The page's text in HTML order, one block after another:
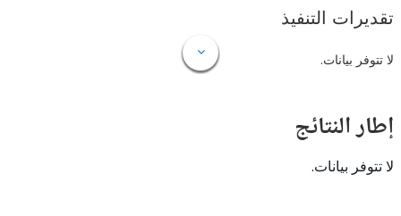
التنفيذ
بيانات.
بيانات.